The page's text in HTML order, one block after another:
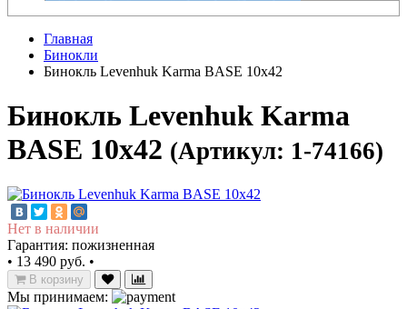
Главная
Бинокли
Бинокль Levenhuk Karma BASE 10x42
Бинокль Levenhuk Karma
BASE 10x42 (Артикул: 1-74166)
Нет в наличии
Гарантия: пожизненная
• 13 490 руб. •
В корзину
Мы принимаем: